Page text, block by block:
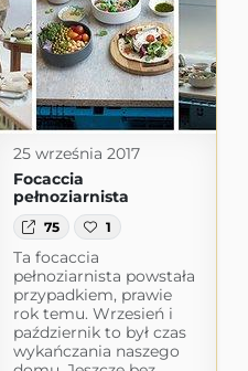
25 września 2017
Focaccia
pełnoziarnista
75 1
Ta focaccia
pełnoziarnista powstała
przypadkiem, prawie
rok temu. Wrzesień i
październik to był czas
wykańczania naszego